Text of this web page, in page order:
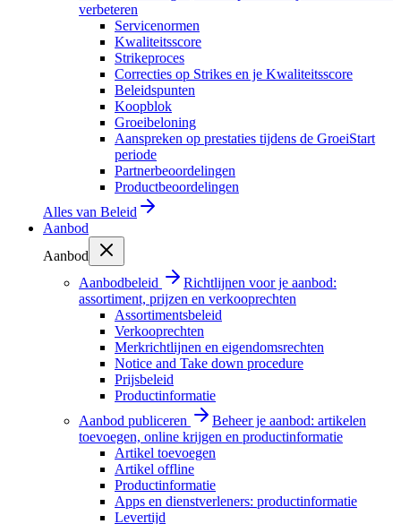
verbeteren
Servicenormen
Kwaliteitsscore
Strikeproces
Correcties op Strikes en je Kwaliteitsscore
Beleidspunten
Koopblok
Groeibeloning
Aanspreken op prestaties tijdens de GroeiStart
periode
Partnerbeoordelingen
Productbeoordelingen
Alles van Beleid
Aanbod
Aanbod
Aanbodbeleid
Richtlijnen voor je aanbod:
assortiment, prijzen en verkooprechten
Assortimentsbeleid
Verkooprechten
Merkrichtlijnen en eigendomsrechten
Notice and Take down procedure
Prijsbeleid
Productinformatie
Aanbod publiceren
Beheer je aanbod: artikelen
toevoegen, online krijgen en productinformatie
Artikel toevoegen
Artikel offline
Productinformatie
Apps en dienstverleners: productinformatie
Levertijd